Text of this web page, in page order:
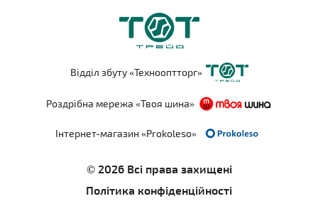
Відділ збуту «Технооптторг»
Роздрібна мережа «Твоя шина»
Інтернет-магазин «Prokoleso»
© 2026 Всі права захищені
Політика конфіденційності